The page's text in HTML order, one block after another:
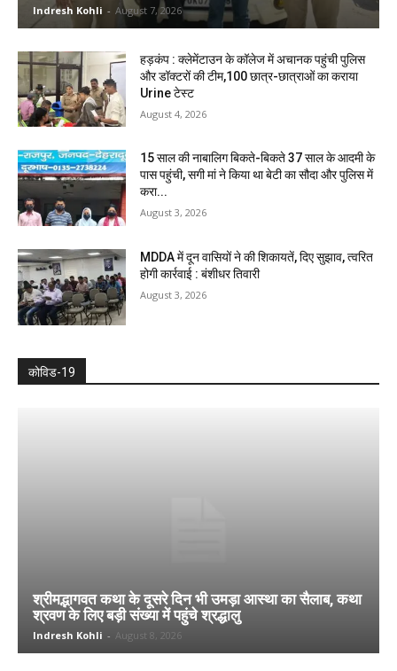
Indresh Kohli - August 7, 2026
हड़कंप : क्लेमेंटाउन के कॉलेज में अचानक पहुंची पुलिस
और डॉक्टरों की टीम,100 छात्र-छात्राओं का कराया
Urine टेस्ट
August 4, 2026
15 साल की नाबालिग बिकते-बिकते 37 साल के आदमी के
पास पहुंची, सगी मां ने किया था बेटी का सौदा और पुलिस में
करा...
August 3, 2026
MDDA में दून वासियों ने की शिकायतें, दिए सुझाव, त्वरित
होगी कार्रवाई : बंशीधर तिवारी
August 3, 2026
कोविड-19
श्रीमद्भागवत कथा के दूसरे दिन भी उमड़ा आस्था का सैलाब, कथा
श्रवण के लिए बड़ी संख्या में पहुंचे श्रद्धालु
Indresh Kohli - August 8, 2026